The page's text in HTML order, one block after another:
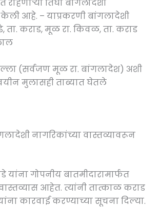
तिघा बांगलोदशी
आहे. – याप्रकरणी बांगलादेशी
ता. कराड, मूळ रा. किवळ, ता. कराड
(सर्वजण मूळ रा. बांगलादेश) अशी
मुलासही ताब्यात घेतले
नागरिकांच्या वास्तव्यावरून
यांना गोपनीय बातमीदारामार्फत
आहेत. त्यांनी तात्काळ कराड
कारवाई करण्याच्या सूचना दिल्या.